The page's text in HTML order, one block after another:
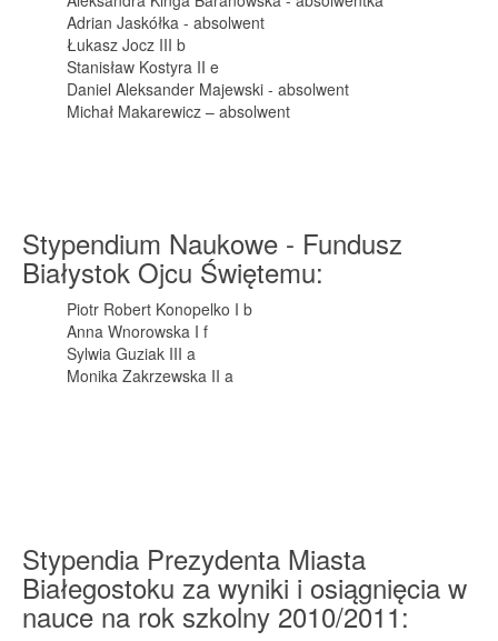
Adrian Jaskółka - absolwent
Łukasz Jocz III b
Stanisław Kostyra II e
Daniel Aleksander Majewski - absolwent
Michał Makarewicz – absolwent
Stypendium Naukowe - Fundusz
Białystok Ojcu Świętemu:
Piotr Robert Konopelko I b
Anna Wnorowska I f
Sylwia Guziak III a
Monika Zakrzewska II a
Stypendia Prezydenta Miasta
Białegostoku za wyniki i osiągnięcia w
nauce na rok szkolny 2010/2011: